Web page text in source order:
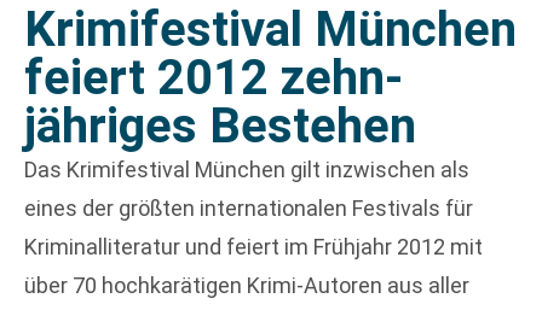
Krimifestival München
feiert 2012 zehn-
jähriges Bestehen
Das Krimifestival München gilt inzwischen als
eines der größten internationalen Festivals für
Kriminalliteratur und feiert im Frühjahr 2012 mit
über 70 hochkarätigen Krimi-Autoren aus aller